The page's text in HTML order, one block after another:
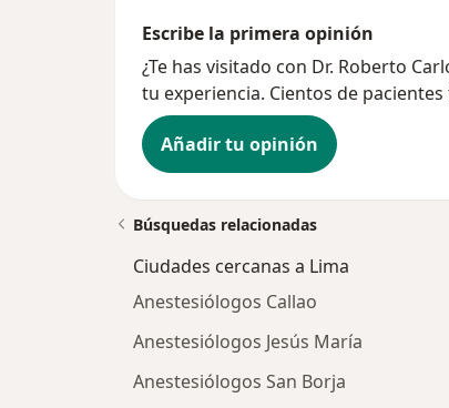
Escribe la primera opinión
¿Te has visitado con Dr. Roberto
tu experiencia. Cientos de
Añadir tu opinión
Búsquedas relacionadas
Ciudades cercanas a Lima
Anestesiólogos Callao
Anestesiólogos Jesús María
Anestesiólogos San Borja